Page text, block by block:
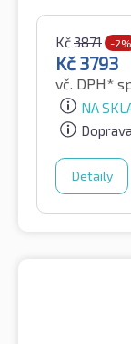
Kč3871 -2%
Kč 3793
vč. DPH*
NA
Detaily